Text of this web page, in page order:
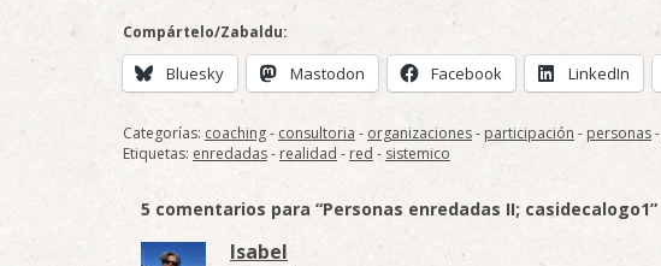
Compártelo/Zabaldu:
Bluesky Mastodon Facebook LinkedIn
Categorías: coaching- consultoria - organizaciones- participación - personas-
Etiquetas: enredadas- realidad - red - sistemico
5 comentarios para “Personas enredadas II; casidecalogo1”
Isabel